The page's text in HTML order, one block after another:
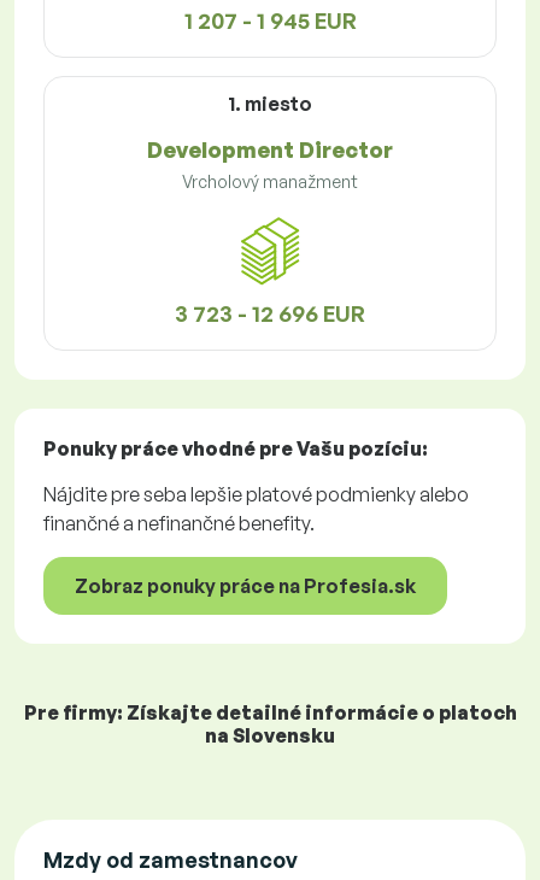
1 207 - 1 945 EUR
1. miesto
Development Director
Vrcholový manažment
3 723 - 12 696 EUR
Ponuky prácevhodné pre Vašu pozíciu:
Nájdite pre seba lepšie platové podmienky alebo
finančné a nefinančné benefity.
Zobraz ponuky práce na Profesia.sk
Pre firmy: Získajte detailné informácie o platoch
na Slovensku
Mzdy od zamestnancov